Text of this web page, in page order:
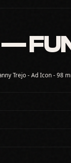
—
Trejo - Ad Icon - 98